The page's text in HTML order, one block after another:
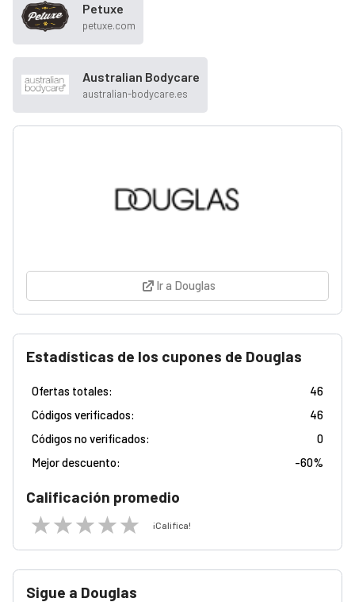
Petuxe
petuxe.com
Australian Bodycare
australian-bodycare.es
Ir a Douglas
Estadísticas de los cupones de Douglas
Ofertas totales:
46
Códigos verificados:
46
Códigos no verificados:
0
Mejor descuento:
-60%
Calificación promedio
¡Califica!
Sigue a Douglas